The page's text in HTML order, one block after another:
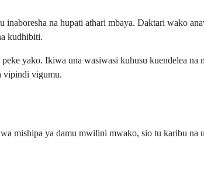
na hupati athari mbaya. Daktari wako
kudhibiti.
yako. Ikiwa una wasiwasi kuhusu kuendelea
vipindi vigumu.
mishipa ya damu mwilini mwako, sio tu karibu